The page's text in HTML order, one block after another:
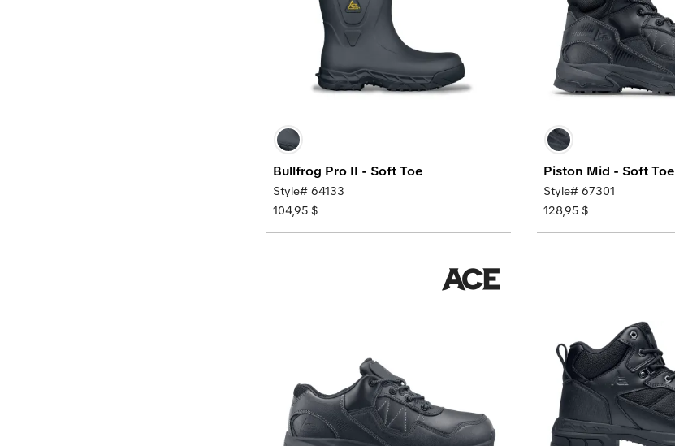
Bullfrog Pro II - Soft Toe
Style# 64133
104,95 $
Piston Mid - Soft Toe
Style# 67301
128,95 $